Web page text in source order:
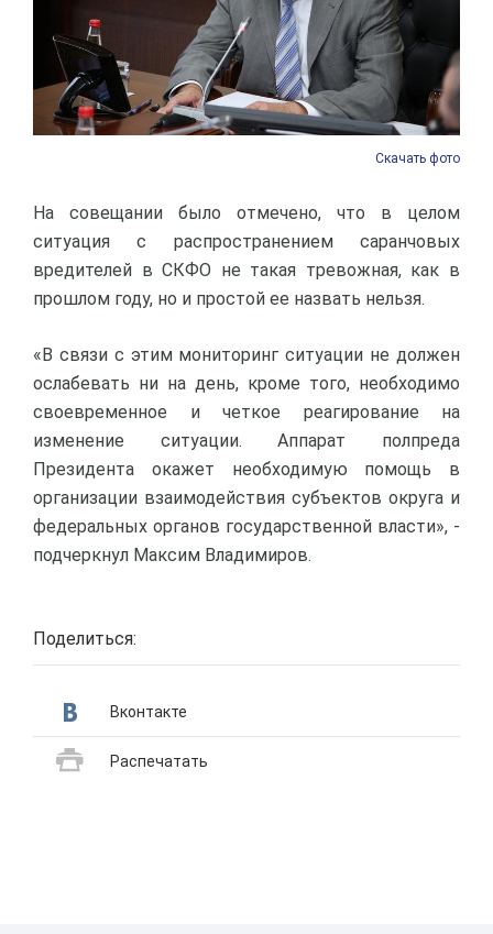
Скачать фото
На совещании было отмечено, что в целом
ситуация с распространением саранчовых
вредителей в СКФО не такая тревожная, как в
прошлом году, но и простой ее назвать нельзя.
«В связи с этим мониторинг ситуации не должен
ослабевать ни на день, кроме того, необходимо
своевременное и четкое реагирование на
изменение ситуации. Аппарат полпреда
Президента окажет необходимую помощь в
организации взаимодействия субъектов округа и
федеральных органов государственной власти», -
подчеркнул Максим Владимиров.
Поделиться:
Вконтакте
Распечатать